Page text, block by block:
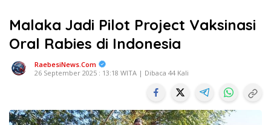
Malaka Jadi Pilot Project Vaksinasi
Oral Rabies di Indonesia
RaebesiNews.Com
26 September 2025 : 13:18 WITA | Dibaca 44 Kali